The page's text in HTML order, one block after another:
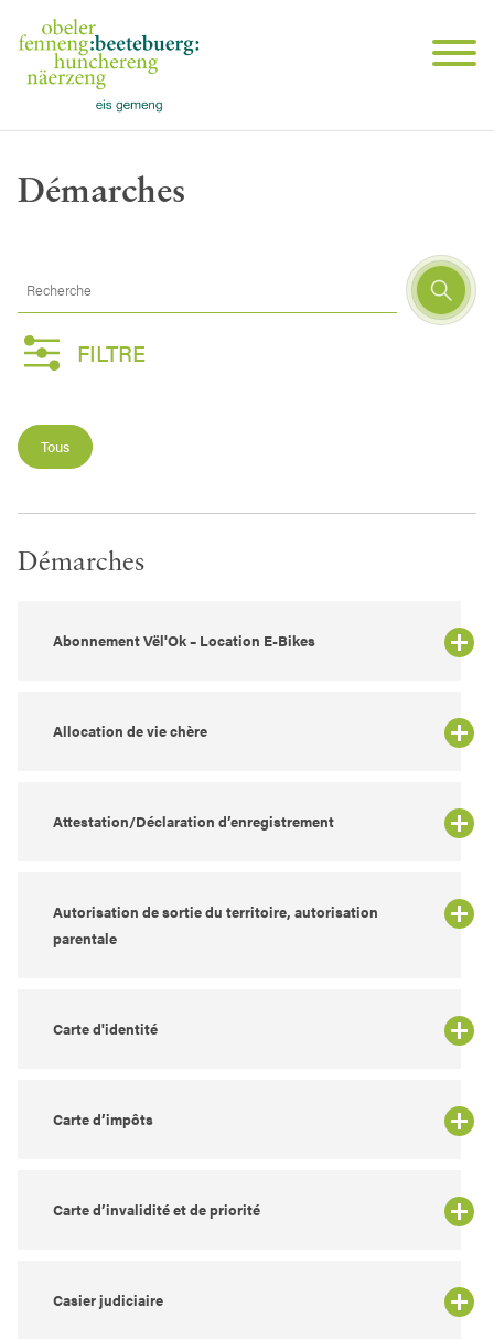
Démarches
FILTRE
Tous
Démarches
Abonnement Vël'Ok – Location E-Bikes
Allocation de vie chère
Attestation/Déclaration d’enregistrement
Autorisation de sortie du territoire, autorisation
parentale
Carte d'identité
Carte d’impôts
Carte d’invalidité et de priorité
Casier judiciaire